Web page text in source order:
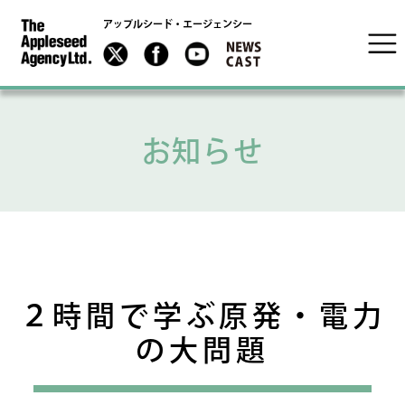
アップルシード・エージェンシー
お知らせ
２時間で学ぶ原発・電力
の大問題